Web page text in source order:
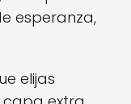
esperanza,
elijas